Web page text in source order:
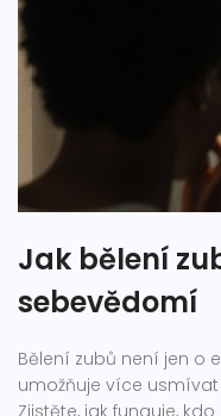
Jak bělení
sebevědomí
Bělení zubů není jen o
umožňuje více
Zjistěte, jak funguje,